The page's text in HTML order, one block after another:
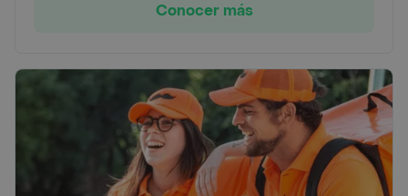
Conocer más